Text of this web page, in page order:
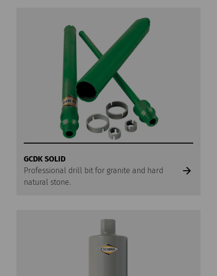
GCDK SOLID
Professional drill bit for granite and hard
natural stone.